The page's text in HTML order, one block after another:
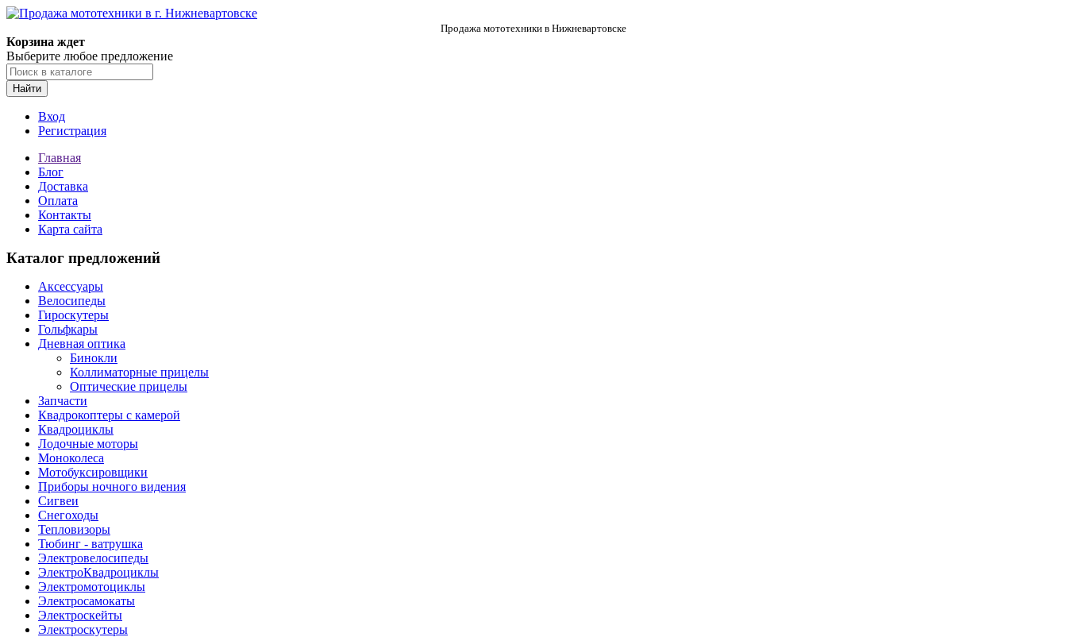
Продажа мототехники в Нижневартовске
Корзина ждет
Выберите любое предложение
Найти
Вход
Регистрация
Главная
Блог
Доставка
Оплата
Контакты
Карта сайта
Каталог предложений
Аксессуары
Велосипеды
Гироскутеры
Гольфкары
Дневная оптика
Бинокли
Коллиматорные прицелы
Оптические прицелы
Запчасти
Квадрокоптеры с камерой
Квадроциклы
Лодочные моторы
Моноколеса
Мотобуксировщики
Приборы ночного видения
Сигвеи
Снегоходы
Тепловизоры
Тюбинг - ватрушка
Электровелосипеды
ЭлектроКвадроциклы
Электромотоциклы
Электросамокаты
Электроскейты
Электроскутеры